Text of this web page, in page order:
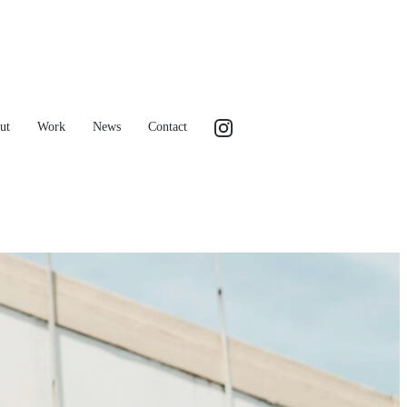
Work News Contact